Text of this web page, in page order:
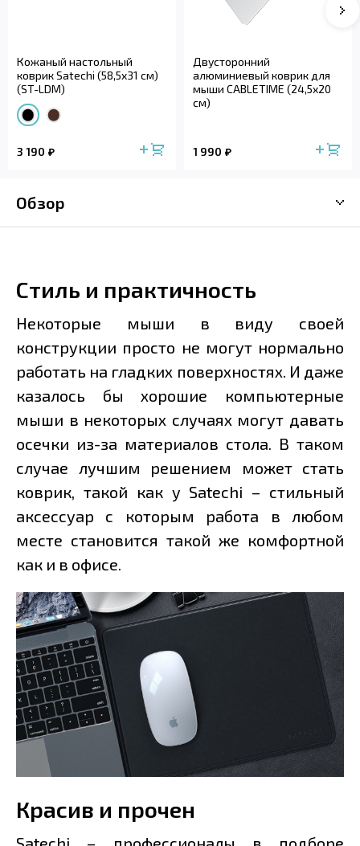
Кожаный настольный
коврик Satechi (58,5x31 см)
(ST-LDM)
3 190
Двусторонний
алюминиевый коврик для
мыши CABLETIME (24,5x20
см)
1 990
Обзор
Стиль и практичность
Некоторые мыши в виду своей
конструкции просто не могут нормально
работать на гладких поверхностях. И даже
казалось бы хорошие компьютерные
мыши в некоторых случаях могут давать
осечки из-за материалов стола. В таком
случае лучшим решением может стать
коврик, такой как у Satechi – стильный
аксессуар с которым работа в любом
месте становится такой же комфортной
как и в офисе.
Красив и прочен